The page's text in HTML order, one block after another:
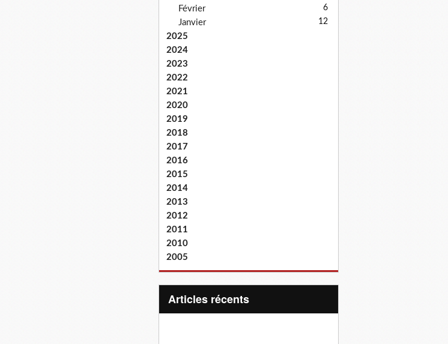
Février 6
Janvier 12
2025
2024
2023
2022
2021
2020
2019
2018
2017
2016
2015
2014
2013
2012
2011
2010
2005
articles récents